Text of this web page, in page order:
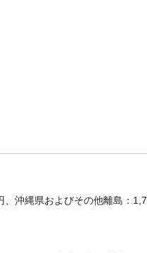
沖縄県およびその他離島：